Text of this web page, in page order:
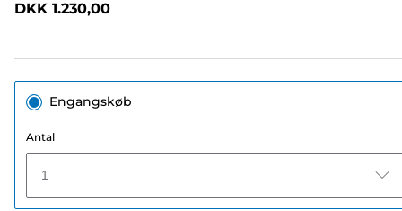
DKK 1.230,00
Engangskøb
Antal
1